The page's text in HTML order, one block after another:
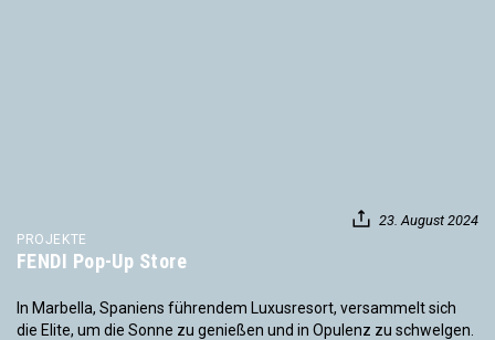
23. August 2024
PROJEKTE
FENDI Pop-Up Store
In Marbella, Spaniens führendem Luxusresort, versammelt sich
die Elite, um die Sonne zu genießen und in Opulenz zu schwelgen.